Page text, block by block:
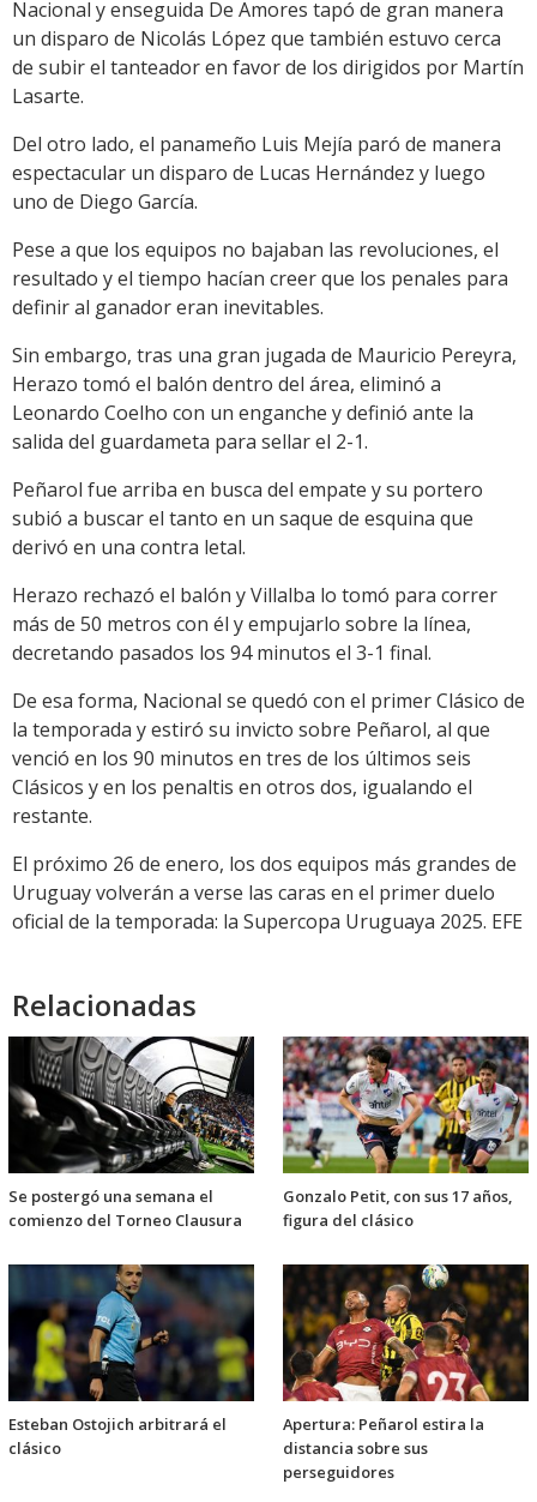
Nacional y enseguida De Amores tapó de gran manera
un disparo de Nicolás López que también estuvo cerca
de subir el tanteador en favor de los dirigidos por Martín
Lasarte.
Del otro lado, el panameño Luis Mejía paró de manera
espectacular un disparo de Lucas Hernández y luego
uno de Diego García.
Pese a que los equipos no bajaban las revoluciones, el
resultado y el tiempo hacían creer que los penales para
definir al ganador eran inevitables.
Sin embargo, tras una gran jugada de Mauricio Pereyra,
Herazo tomó el balón dentro del área, eliminó a
Leonardo Coelho con un enganche y definió ante la
salida del guardameta para sellar el 2-1.
Peñarol fue arriba en busca del empate y su portero
subió a buscar el tanto en un saque de esquina que
derivó en una contra letal.
Herazo rechazó el balón y Villalba lo tomó para correr
más de 50 metros con él y empujarlo sobre la línea,
decretando pasados los 94 minutos el 3-1 final.
De esa forma, Nacional se quedó con el primer Clásico de
la temporada y estiró su invicto sobre Peñarol, al que
venció en los 90 minutos en tres de los últimos seis
Clásicos y en los penaltis en otros dos, igualando el
restante.
El próximo 26 de enero, los dos equipos más grandes de
Uruguay volverán a verse las caras en el primer duelo
oficial de la temporada: la Supercopa Uruguaya 2025. EFE
Relacionadas
Se postergó una semana el
comienzo del Torneo Clausura
Gonzalo Petit, con sus 17 años,
figura del clásico
Esteban Ostojich arbitrará el
clásico
Apertura: Peñarol estira la
distancia sobre sus
perseguidores